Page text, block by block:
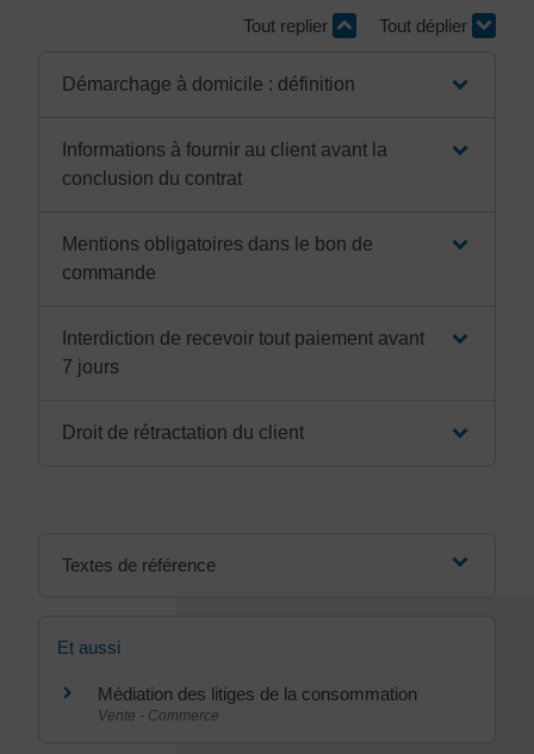
Tout replier
Tout déplier
Démarchage à domicile : définition
Informations à fournir au client avant la
conclusion du contrat
Mentions obligatoires dans le bon de
commande
Interdiction de recevoir tout paiement avant
7 jours
Droit de rétractation du client
Textes de référence
Et aussi
Médiation des litiges de la consommation
Vente - Commerce